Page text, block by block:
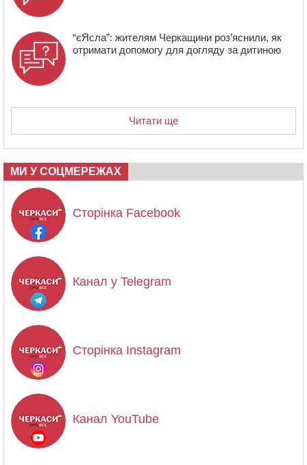
“єЯсла”: жителям Черкащини роз’яснили, як
отримати допомогу для догляду за дитиною
Читати ще
МИ У СОЦМЕРЕЖАХ
Сторінка Facebook
Канал у Telegram
Сторінка Instagram
Канал YouTube